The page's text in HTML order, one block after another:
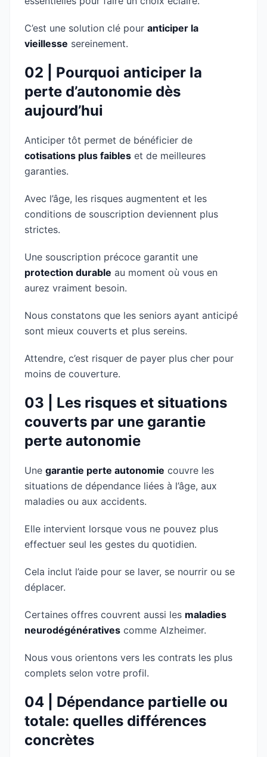
C’est une solution clé pour anticiper la
vieillesse sereinement.
02 | Pourquoi anticiper la
perte d’autonomie dès
aujourd’hui
Anticiper tôt permet de bénéficier de
cotisations plus faibles et de meilleures
garanties.
Avec l’âge, les risques augmentent et les
conditions de souscription deviennent plus
strictes.
Une souscription précoce garantit une
protection durable au moment où vous en
aurez vraiment besoin.
Nous constatons que les seniors ayant anticipé
sont mieux couverts et plus sereins.
Attendre, c’est risquer de payer plus cher pour
moins de couverture.
03 | Les risques et situations
couverts par une garantie
perte autonomie
Une garantie perte autonomie couvre les
situations de dépendance liées à l’âge, aux
maladies ou aux accidents.
Elle intervient lorsque vous ne pouvez plus
effectuer seul les gestes du quotidien.
Cela inclut l’aide pour se laver, se nourrir ou se
déplacer.
Certaines offres couvrent aussi les maladies
neurodégénératives comme Alzheimer.
Nous vous orientons vers les contrats les plus
complets selon votre profil.
04 | Dépendance partielle ou
totale: quelles différences
concrètes